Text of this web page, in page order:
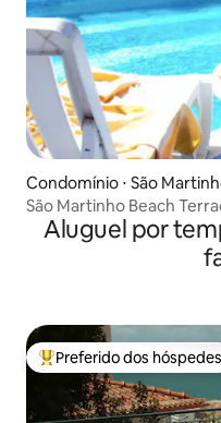
Condomínio ⋅ São
São Martinho Beach
Aluguel por
Entre os melhores
Preferido dos hóspedes